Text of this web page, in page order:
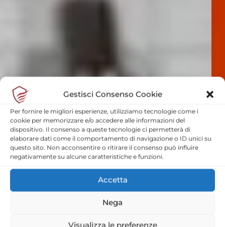
Gestisci Consenso Cookie
Per fornire le migliori esperienze, utilizziamo tecnologie come i
cookie per memorizzare e/o accedere alle informazioni del
dispositivo. Il consenso a queste tecnologie ci permetterà di
elaborare dati come il comportamento di navigazione o ID unici su
questo sito. Non acconsentire o ritirare il consenso può influire
negativamente su alcune caratteristiche e funzioni.
Accetta
Nega
Visualizza le preferenze
Mazzanti
SICUREZZA, FORMAZIONE E